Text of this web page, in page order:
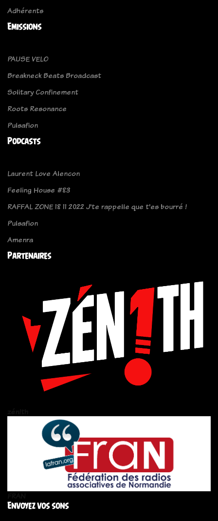
Adhérents
Emissions
PAUSE VELO
Breakneck Beats Broadcast
Solitary Confinement
Roots Resonance
Pulsafion
Podcasts
Laurent Love Alencon
Feeling House #83
RAFFAL ZONE 18 11 2022 J'te rappelle que t'es bourré !
Pulsafion
Amenra
Partenaires
Envoyez vos sons